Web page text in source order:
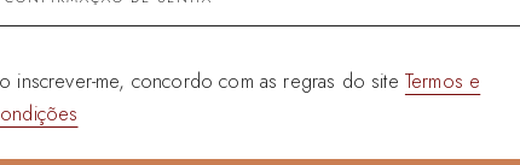
inscrever-me, concordo com as regras do site Termos e